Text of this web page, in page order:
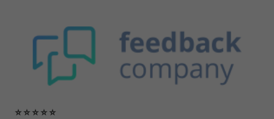
⭐ ⭐ ⭐ ⭐ ⭐